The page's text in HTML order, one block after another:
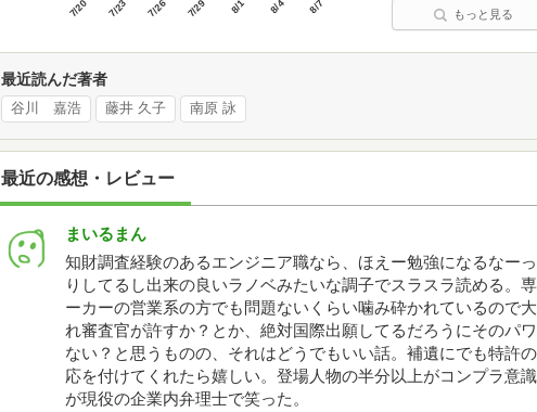
7/20 7/23 7/26 7/29 8/1 8/4 8/7 もっと見る
最近読んだ著者
谷川 嘉浩 藤井 久子 南原 詠
最近の感想・レビュー
まいるまん
知財調査経験のあるエンジニア職なら、ほえー勉強になるなー
りしてるし出来の良いラノベみたいな調子でスラスラ読める。
ーカーの営業系の方でも問題ないくらい噛み砕かれているので
れ審査官が許すか？とか、絶対国際出願してるだろうにそのパ
ない？と思うものの、それはどうでもいい話。補遺にでも特許
応を付けてくれたら嬉しい。登場人物の半分以上がコンプラ意
が現役の企業内弁理士で笑った。